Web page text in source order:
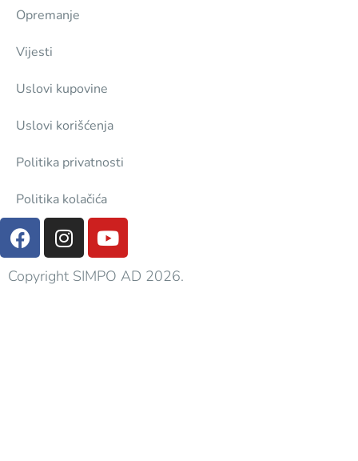
Opremanje
Vijesti
Uslovi kupovine
Uslovi korišćenja
Politika privatnosti
Politika kolačića
Copyright SIMPO AD 2026.